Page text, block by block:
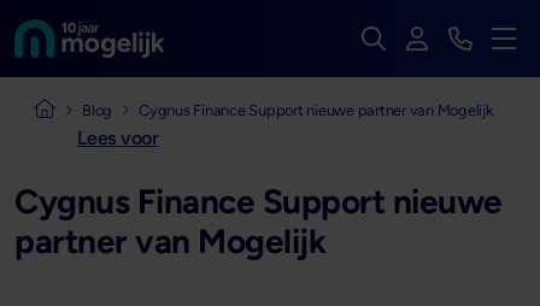
Naar de homepage van Zoek op de hele
InloggenBekijk
Menu
Naar de homepage van Mogelijk Vastgoedfinancieringen
Blog Cygnus Finance Support nieuwe partner van Mogelijk
Lees voor
Cygnus Finance Support nieuwe
partner van Mogelijk